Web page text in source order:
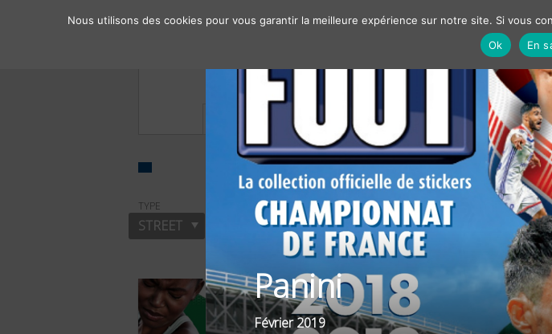
Chiffres clés Nos solutions Best cases
TYPE
STREET
SECTEUR
LOISIRS
FILTRER PAR
OBJECTIFS / CONTEXTE
Panini
Février 2019
Nous utilisons des cookies pour vous garantir la meilleure expérience sur notre site. Si vous
Ok
En